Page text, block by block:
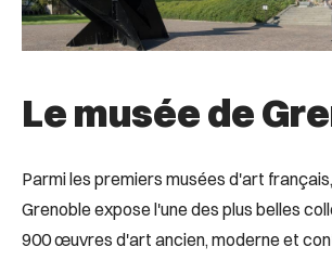
Le musée de
Parmi les premiers musées d'art
Grenoble expose l'une des plus belles
900 œuvres d'art ancien, moderne et